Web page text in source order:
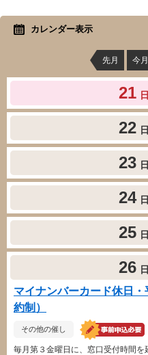
カレンダー表示
先月 今月
21 日
22 日
23 日
24 日
25 日
26 日
マイナンバーカード休日
約制）
その他の催し
毎月第３金曜日に、窓口受付時間